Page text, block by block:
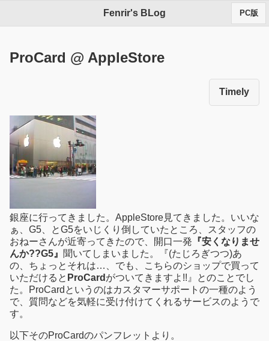
Fenrir's BLog PC版
ProCard @ AppleStore
Timely
銀座に行ってきました。AppleStore見てきました。いいな
ぁ、G5、とG5をいじくり倒していたところ、スタッフの
おねーさんが近寄ってきたので、開口一発 『安くなりませ
んか??G5』
聞いてしまいました。『(たじろぎつつ)あ
の、ちょっとそれは…、でも、こちらのショップで買って
いただけると ProCard がついてきますよ!!』とのことでし
た。ProCardというのはカスタマーサポートの一種のよう
で、質問などを気軽に受け付けてくれるサービスのようで
す。
以下そのProCardのパンフレットより。